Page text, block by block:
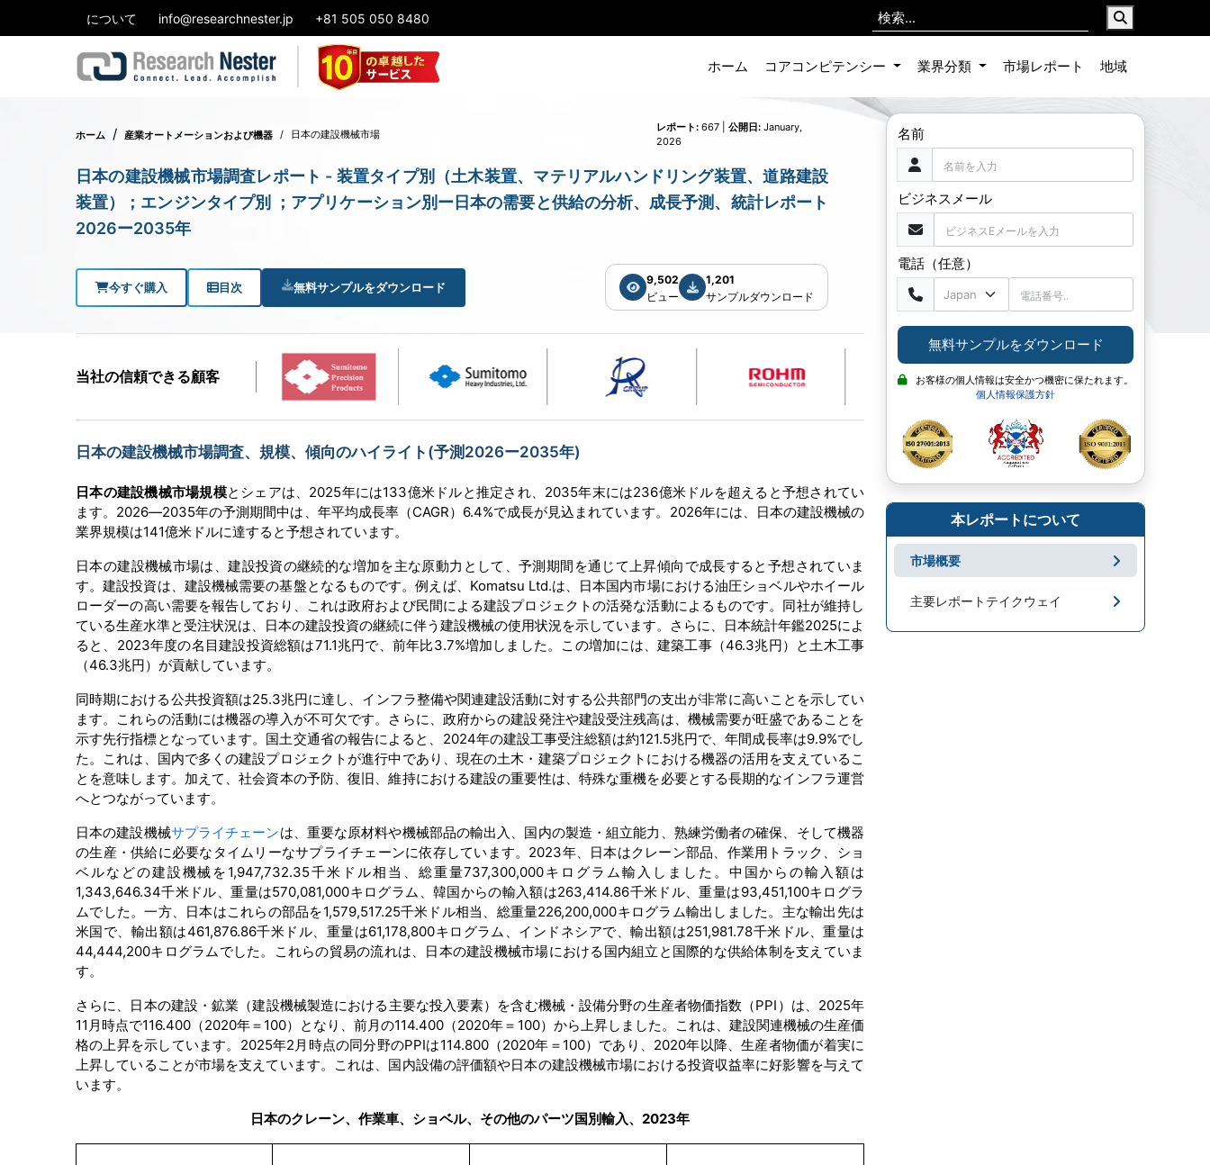
について info@researchnester.jp +81 505 050 8480
ホーム コアコンピテンシー 業界分類 市場レポート 地域
ホーム 産業オートメーションおよび機器 日本の建設機械市場
レポート: 667 | 公開日: January,
2026
日本の建設機械市場調査レポート - 装置タイプ別（土木装置、マテリアルハンドリング装置、道路建設
装置）；エンジンタイプ別 ；アプリケーション別ー日本の需要と供給の分析、成長予測、統計レポート
2026ー2035年
今すぐ購入 目次 無料サンプルをダウンロード
9,502
ビュー
1,201
サンプルダウンロード
当社の信頼できる顧客
日本の建設機械市場調査、規模、傾向のハイライト(予測2026ー2035年)
日本の建設機械市場規模とシェアは、2025年には133億米ドルと推定され、2035年末には236億米ドルを超えると予想されてい
ます。2026―2035年の予測期間中は、年平均成長率（CAGR）6.4%で成長が見込まれています。2026年には、日本の建設機械の
業界規模は141億米ドルに達すると予想されています。
日本の建設機械市場は、建設投資の継続的な増加を主な原動力として、予測期間を通じて上昇傾向で成長すると予想されていま
す。建設投資は、建設機械需要の基盤となるものです。例えば、Komatsu Ltd.は、日本国内市場における油圧ショベルやホイール
ローダーの高い需要を報告しており、これは政府および民間による建設プロジェクトの活発な活動によるものです。同社が維持し
ている生産水準と受注状況は、日本の建設投資の継続に伴う建設機械の使用状況を示しています。さらに、日本統計年鑑2025によ
ると、2023年度の名目建設投資総額は71.1兆円で、前年比3.7%増加しました。この増加には、建築工事（46.3兆円）と土木工事
（46.3兆円）が貢献しています。
同時期における公共投資額は25.3兆円に達し、インフラ整備や関連建設活動に対する公共部門の支出が非常に高いことを示してい
ます。これらの活動には機器の導入が不可欠です。さらに、政府からの建設発注や建設受注残高は、機械需要が旺盛であることを
示す先行指標となっています。国土交通省の報告によると、2024年の建設工事受注総額は約121.5兆円で、年間成長率は9.9%でし
た。これは、国内で多くの建設プロジェクトが進行中であり、現在の土木・建築プロジェクトにおける機器の活用を支えているこ
とを意味します。加えて、社会資本の予防、復旧、維持における建設の重要性は、特殊な重機を必要とする長期的なインフラ運営
へとつながっています。
日本の建設機械サプライチェーンは、重要な原材料や機械部品の輸出入、国内の製造・組立能力、熟練労働者の確保、そして機器
の生産・供給に必要なタイムリーなサプライチェーンに依存しています。2023年、日本はクレーン部品、作業用トラック、ショ
ベルなどの建設機械を1,947,732.35千米ドル相当、総重量737,300,000キログラム輸入しました。中国からの輸入額は
1,343,646.34千米ドル、重量は570,081,000キログラム、韓国からの輸入額は263,414.86千米ドル、重量は93,451,100キログラ
ムでした。一方、日本はこれらの部品を1,579,517.25千米ドル相当、総重量226,200,000キログラム輸出しました。主な輸出先は
米国で、輸出額は461,876.86千米ドル、重量は61,178,800キログラム、インドネシアで、輸出額は251,981.78千米ドル、重量は
44,444,200キログラムでした。これらの貿易の流れは、日本の建設機械市場における国内組立と国際的な供給体制を支えていま
す。
さらに、日本の建設・鉱業（建設機械製造における主要な投入要素）を含む機械・設備分野の生産者物価指数（PPI）は、2025年
11月時点で116.400（2020年＝100）となり、前月の114.400（2020年＝100）から上昇しました。これは、建設関連機械の生産価
格の上昇を示しています。2025年2月時点の同分野のPPIは114.800（2020年＝100）であり、2020年以降、生産者物価が着実に
上昇していることが市場を支えています。これは、国内設備の評価額や日本の建設機械市場における投資収益率に好影響を与えて
います。
日本のクレーン、作業車、ショベル、その他のパーツ国別輸入、2023年
名前
ビジネスメール
電話（任意）
無料サンプルをダウンロード
お客様の個人情報は安全かつ機密に保たれます。
個人情報保護方針
本レポートについて
市場概要
主要レポートテイクウェイ